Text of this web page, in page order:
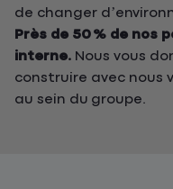
de changer
Près de 50 % de nos
interne. Nous vous
construire avec nous
au sein du groupe.